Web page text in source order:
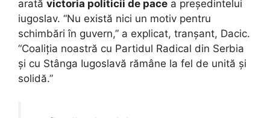
arată victoria politicii de pace a președintelui
iugoslav. “Nu există nici un motiv pentru
schimbări în guvern,” a explicat, tranșant, Dacic.
“Coaliția noastră cu Partidul Radical din Serbia
și cu Stânga Iugoslavă rămâne la fel de unită și
solidă.”